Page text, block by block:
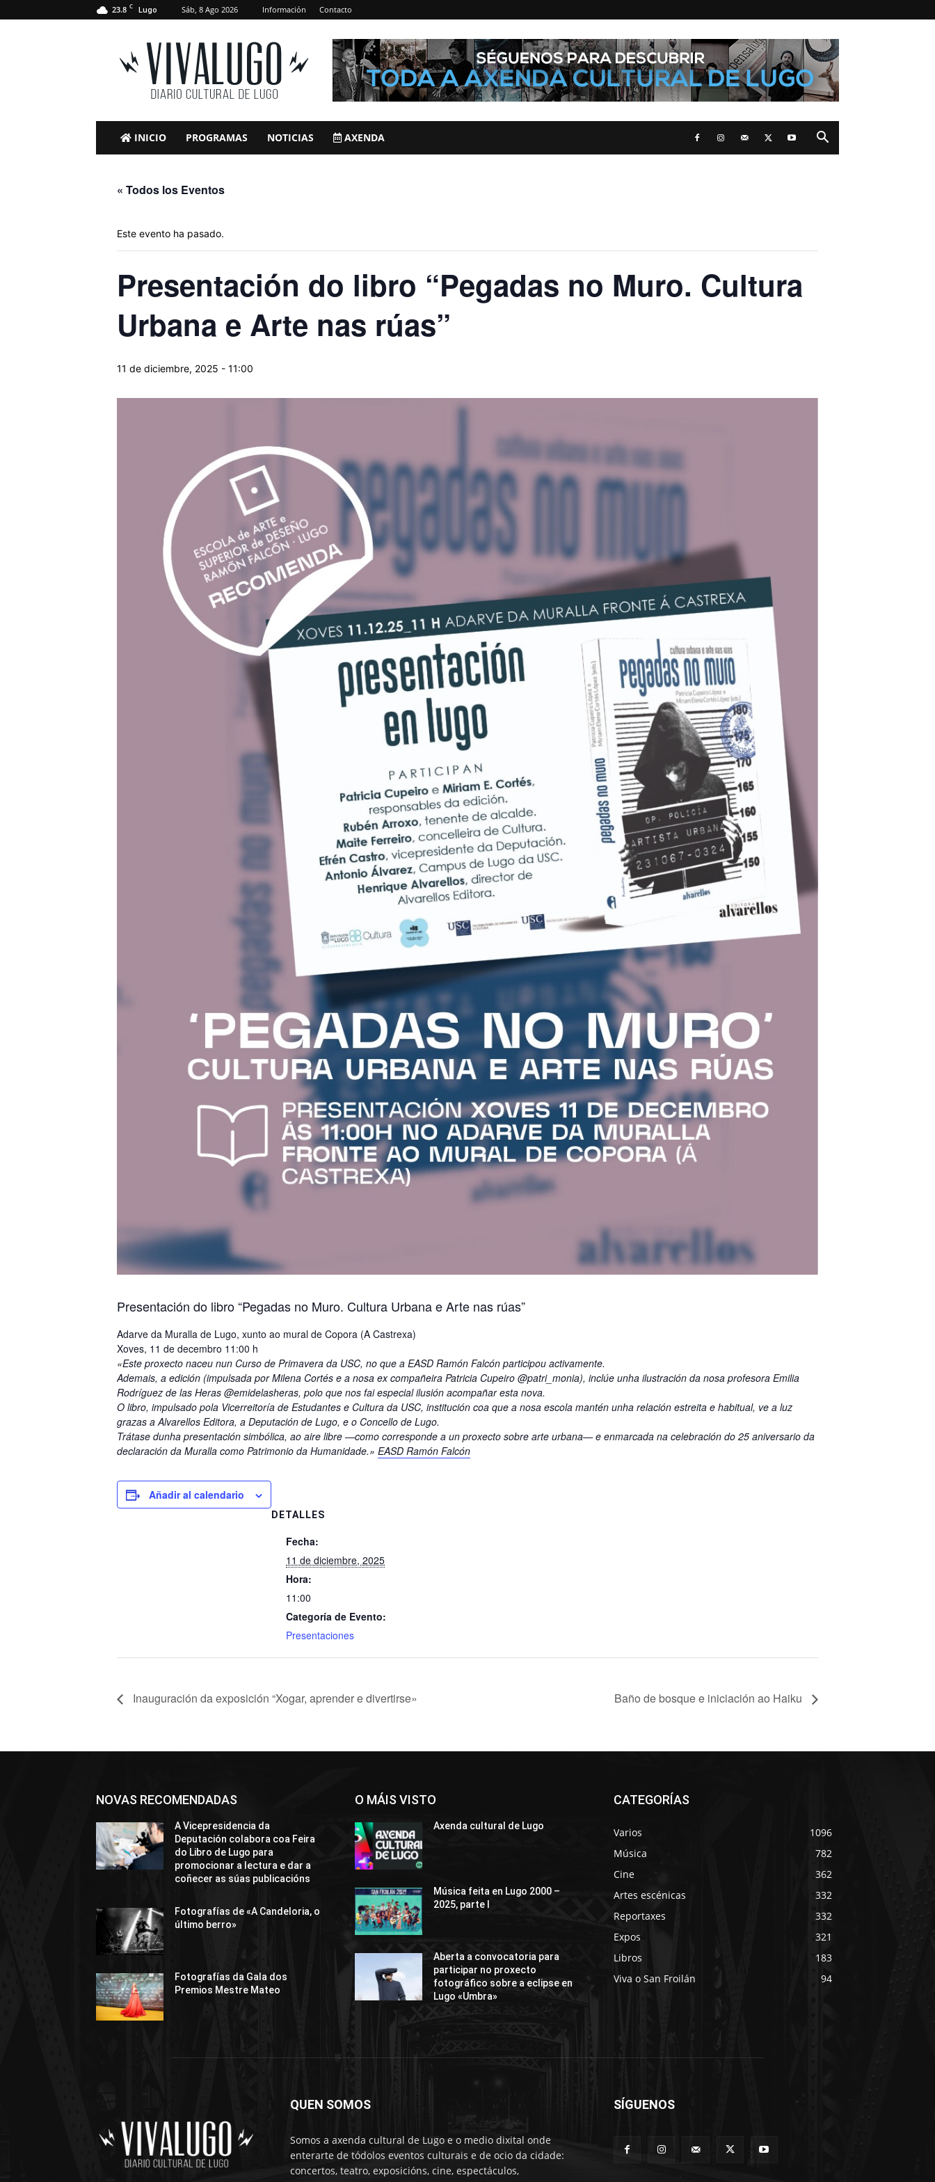
23.8 C Lugo Sáb, 8 Ago 2026 Información Contacto
VivaLugo
INICIO PROGRAMAS NOTICIAS AXENDA
« Todos los Eventos
Este evento ha pasado.
Presentación do libro “Pegadas no Muro. Cultura
Urbana e Arte nas rúas”
11 de diciembre, 2025 - 11:00
Presentación do libro “Pegadas no Muro. Cultura Urbana e Arte nas rúas”
Adarve da Muralla de Lugo, xunto ao mural de Copora (A Castrexa)
Xoves, 11 de decembro 11:00 h
«Este proxecto naceu nun Curso de Primavera da USC, no que a EASD Ramón Falcón participou activamente.
Ademais, a edición (impulsada por Milena Cortés e a nosa ex compañeira Patricia Cupeiro @patri_monia), inclúe unha ilustración da nosa profesora Emilia
Rodríguez de las Heras @emidelasheras, polo que nos fai especial ilusión acompañar esta nova.
O libro, impulsado pola Vicerreitoría de Estudantes e Cultura da USC, institución coa que a nosa escola mantén unha relación estreita e habitual, ve a luz
grazas a Alvarellos Editora, a Deputación de Lugo, e o Concello de Lugo.
Trátase dunha presentación simbólica, ao aire libre —como corresponde a un proxecto sobre arte urbana— e enmarcada na celebración do 25 aniversario da
declaración da Muralla como Patrimonio da Humanidade.» EASD Ramón Falcón
Añadir al calendario
DETALLES
Fecha:
11 de diciembre, 2025
Hora:
11:00
Categoría de Evento:
Presentaciones
Inauguración da exposición “Xogar, aprender e divertirse» Baño de bosque e iniciación ao Haiku
NOVAS RECOMENDADAS
A Vicepresidencia da
Deputación colabora coa Feira
do Libro de Lugo para
promocionar a lectura e dar a
coñecer as súas publicacións
Fotografías de «A Candeloria, o
último berro»
Fotografías da Gala dos
Premios Mestre Mateo
O MÁIS VISTO
Axenda cultural de Lugo
Música feita en Lugo 2000 –
2025, parte I
Aberta a convocatoria para
participar no proxecto
fotográfico sobre a eclipse en
Lugo «Umbra»
CATEGORÍAS
Varios
1096
Música
782
Cine
362
Artes escénicas
332
Reportaxes
332
Expos
321
Libros
183
Viva o San Froilán
94
QUEN SOMOS
Somos a axenda cultural de Lugo e o medio dixital onde
enterarte de tódolos eventos culturais e de ocio da cidade:
concertos, teatro, exposicións, cine, espectáculos,
SÍGUENOS